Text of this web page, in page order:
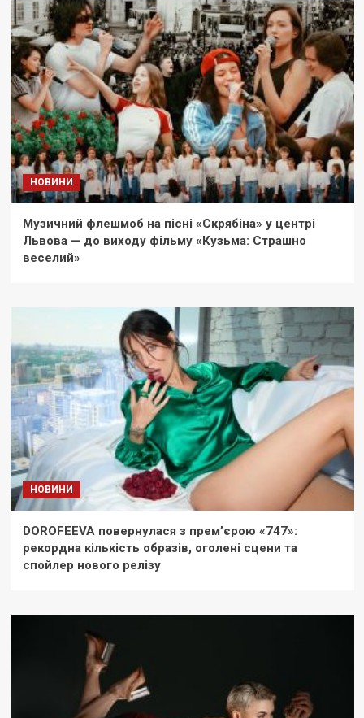
НОВИНИ
Музичний флешмоб на пісні «Скрябіна» у центрі
Львова — до виходу фільму «Кузьма: Страшно
веселий»
НОВИНИ
DOROFEEVA повернулася з прем’єрою «747»:
рекордна кількість образів, оголені сцени та
спойлер нового релізу